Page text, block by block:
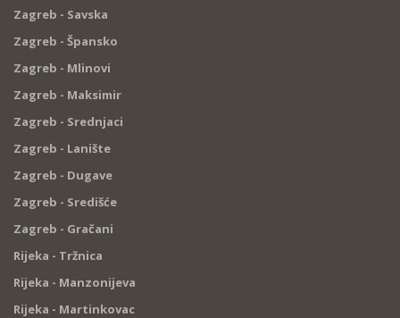
Zagreb - Savska
Zagreb - Špansko
Zagreb - Mlinovi
Zagreb - Maksimir
Zagreb - Srednjaci
Zagreb - Lanište
Zagreb - Dugave
Zagreb - Središće
Zagreb - Gračani
Rijeka - Tržnica
Rijeka - Manzonijeva
Rijeka - Martinkovac